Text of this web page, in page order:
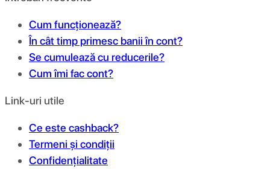
Cum funcționează?
În cât timp primesc banii în cont?
Se cumulează cu reducerile?
Cum îmi fac cont?
Link-uri utile
Ce este cashback?
Termeni și condiții
Confidențialitate